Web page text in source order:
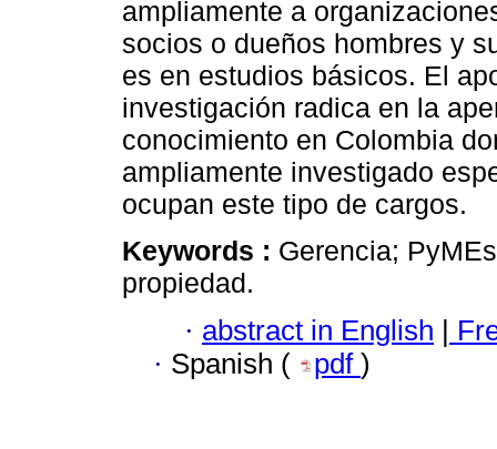
ampliamente a
socios o dueños hombres y
es en estudios básicos. El
investigación radica en la
conocimiento en Colombia
ampliamente investigado
ocupan este tipo de cargos.
Keywords : Gerencia;
propiedad.
· abstract in English |
· Spanish ( pdf )